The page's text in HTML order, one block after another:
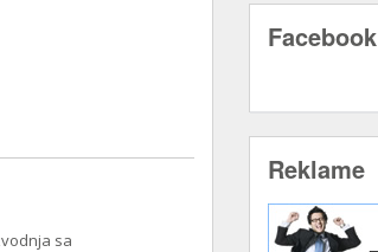
sa
Facebook
Reklame